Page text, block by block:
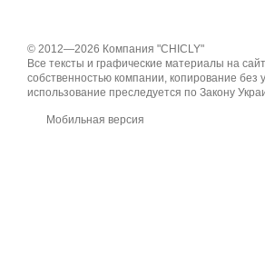
© 2012—2026 Компания "CHICLY"
Все тексты и графические материалы на
собственностью компании, копирование
использование преследуется по Закону
Мобильная версия